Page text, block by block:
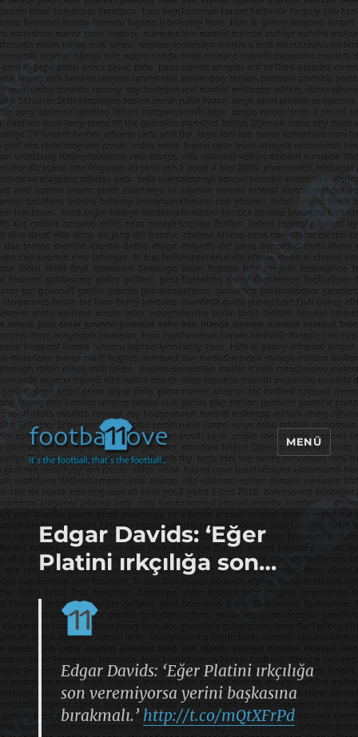
footbaLLove
MENÜ
Edgar Davids: ‘Eğer
Platini ırkçılığa son…
Edgar Davids: ‘Eğer Platini ırkçılığa
son veremiyorsa yerini başkasına
bırakmalı.’ http://t.co/mQtXFrPd